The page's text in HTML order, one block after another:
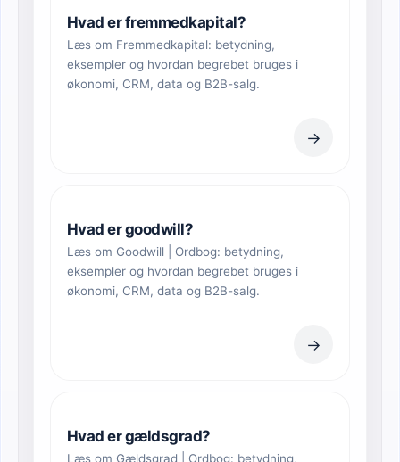
Hvad er fremmedkapital?
Læs om Fremmedkapital: betydning,
eksempler og hvordan begrebet bruges i
økonomi, CRM, data og B2B-salg.
→
Hvad er goodwill?
Læs om Goodwill | Ordbog: betydning,
eksempler og hvordan begrebet bruges i
økonomi, CRM, data og B2B-salg.
→
Hvad er gældsgrad?
Læs om Gældsgrad | Ordbog: betydning,